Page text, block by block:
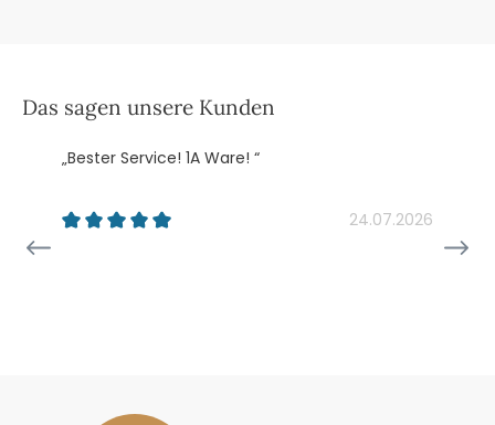
Das sagen unsere Kunden
„Bester Service! 1A Ware! “
24.07.2026